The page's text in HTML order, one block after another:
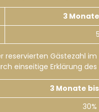
3
reservierten Gästezahl
einseitige Erklärung
3 Monate
30%